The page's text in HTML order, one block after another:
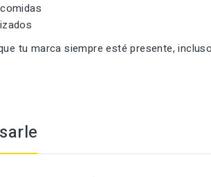
tu marca siempre esté presente,